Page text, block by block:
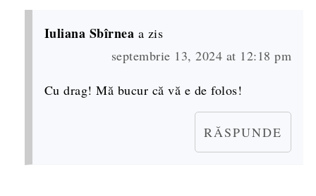
Iuliana Sbîrnea a zis
septembrie 13, 2024 at 12:18 pm
Cu drag! Mă bucur că vă e de folos!
RĂSPUNDE